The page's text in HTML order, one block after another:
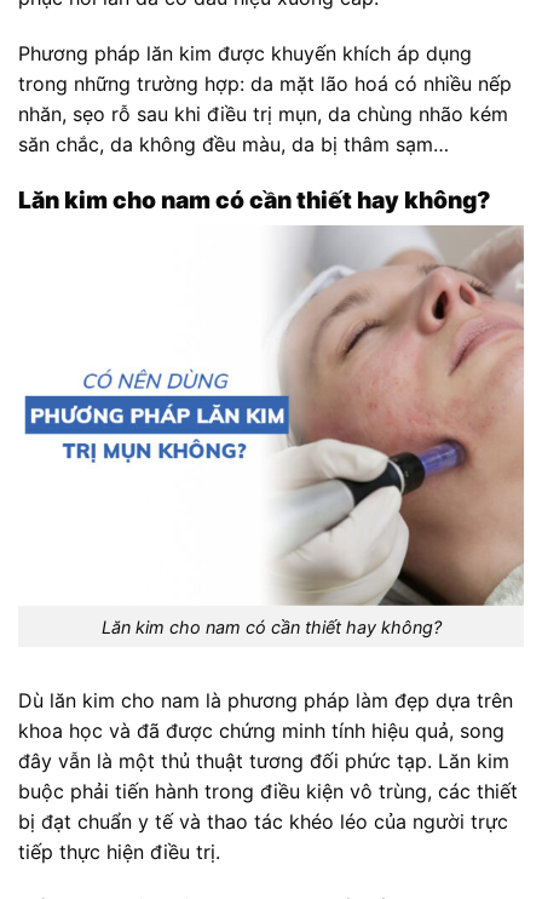
Phương pháp lăn kim được khuyến khích áp dụng
trong những trường hợp: da mặt lão hoá có nhiều nếp
nhăn, sẹo rỗ sau khi điều trị mụn, da chùng nhão kém
săn chắc, da không đều màu, da bị thâm sạm…
Lăn kim cho nam có cần thiết hay không?
Lăn kim cho nam có cần thiết hay không?
Dù lăn kim cho nam là phương pháp làm đẹp dựa trên
khoa học và đã được chứng minh tính hiệu quả, song
đây vẫn là một thủ thuật tương đối phức tạp. Lăn kim
buộc phải tiến hành trong điều kiện vô trùng, các thiết
bị đạt chuẩn y tế và thao tác khéo léo của người trực
tiếp thực hiện điều trị.